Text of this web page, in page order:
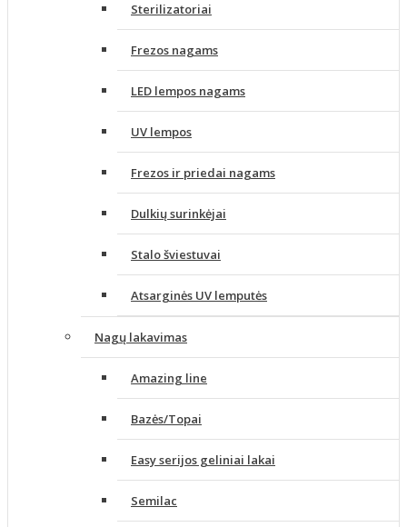
Sterilizatoriai
Frezos nagams
LED lempos nagams
UV lempos
Frezos ir priedai nagams
Dulkių surinkėjai
Stalo šviestuvai
Atsarginės UV lemputės
Nagų lakavimas
Amazing line
Bazės/Topai
Easy serijos geliniai lakai
Semilac